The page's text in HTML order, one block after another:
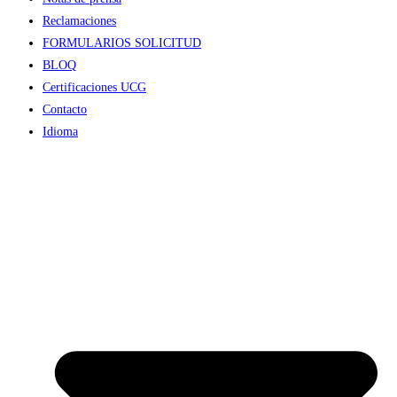
Reclamaciones
FORMULARIOS SOLICITUD
BLOQ
Certificaciones UCG
Contacto
Idioma